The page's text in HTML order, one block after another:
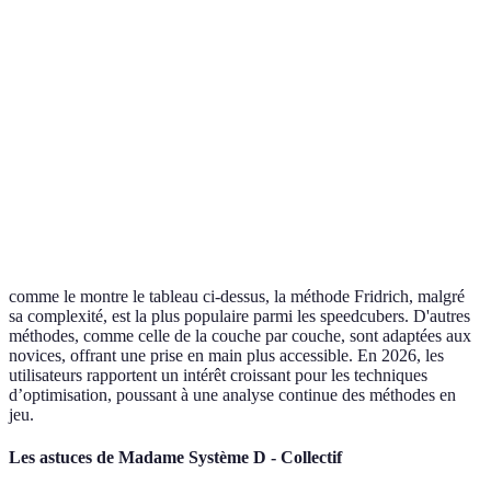
comme le montre le tableau ci-dessus, la méthode Fridrich, malgré
sa complexité, est la plus populaire parmi les speedcubers. D'autres
méthodes, comme celle de la couche par couche, sont adaptées aux
novices, offrant une prise en main plus accessible. En 2026, les
utilisateurs rapportent un intérêt croissant pour les techniques
d’optimisation, poussant à une analyse continue des méthodes en
jeu.
Les astuces de Madame Système D - Collectif